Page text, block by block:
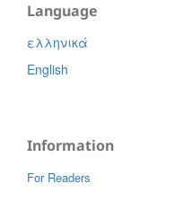
Language
ελληνικά
English
Information
For Readers